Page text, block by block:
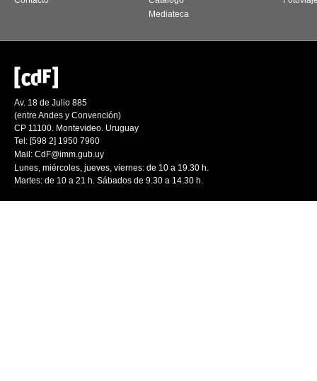
Mediateca
Av. 18 de Julio 885
(entre Andes y Convención)
CP 11100. Montevideo. Uruguay
Tel: [598 2] 1950 7960
Mail: CdF@imm.gub.uy
Lunes, miércoles, jueves, viernes: de 10 a 19.30 h.
Martes: de 10 a 21 h. Sábados de 9.30 a 14.30 h.